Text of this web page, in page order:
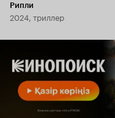
Рипли
2024, триллер